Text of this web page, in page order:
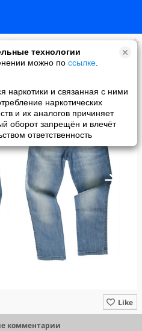
технологии
можно по ссылке
наркотики и связанная с ними
наркотических
и их аналогов причиняет
оборот запрещён и влечёт
ответственность
Интернет-магазин Детской одежды"BABYCITY"г.Симферополь
Like
комментарии